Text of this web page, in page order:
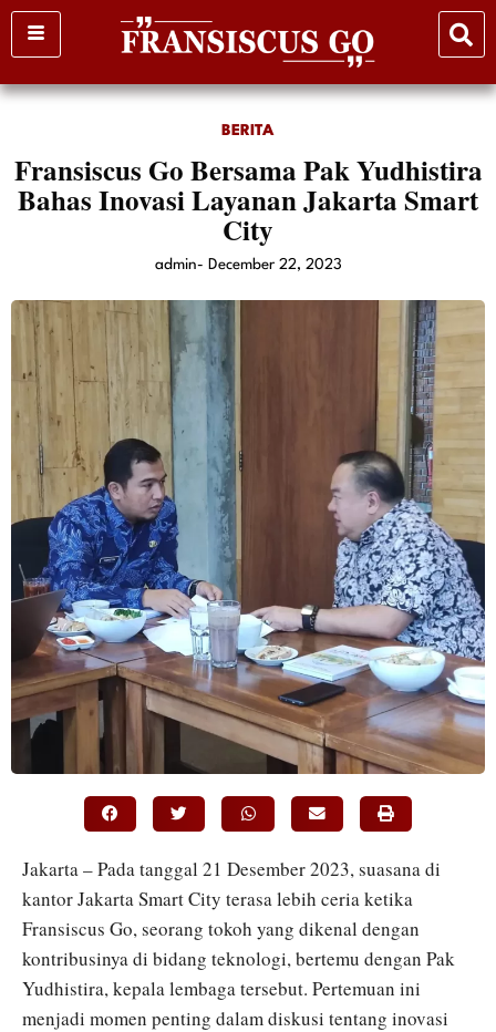
Skip
to
BERITA
Fransiscus Go Bersama Pak Yudhistira
Bahas Inovasi Layanan Jakarta Smart
City
admin- December 22, 2023
Jakarta – Pada tanggal 21 Desember 2023, suasana di
kantor Jakarta Smart City terasa lebih ceria ketika
Fransiscus Go, seorang tokoh yang dikenal dengan
kontribusinya di bidang teknologi, bertemu dengan Pak
Yudhistira, kepala lembaga tersebut. Pertemuan ini
menjadi momen penting dalam diskusi tentang inovasi